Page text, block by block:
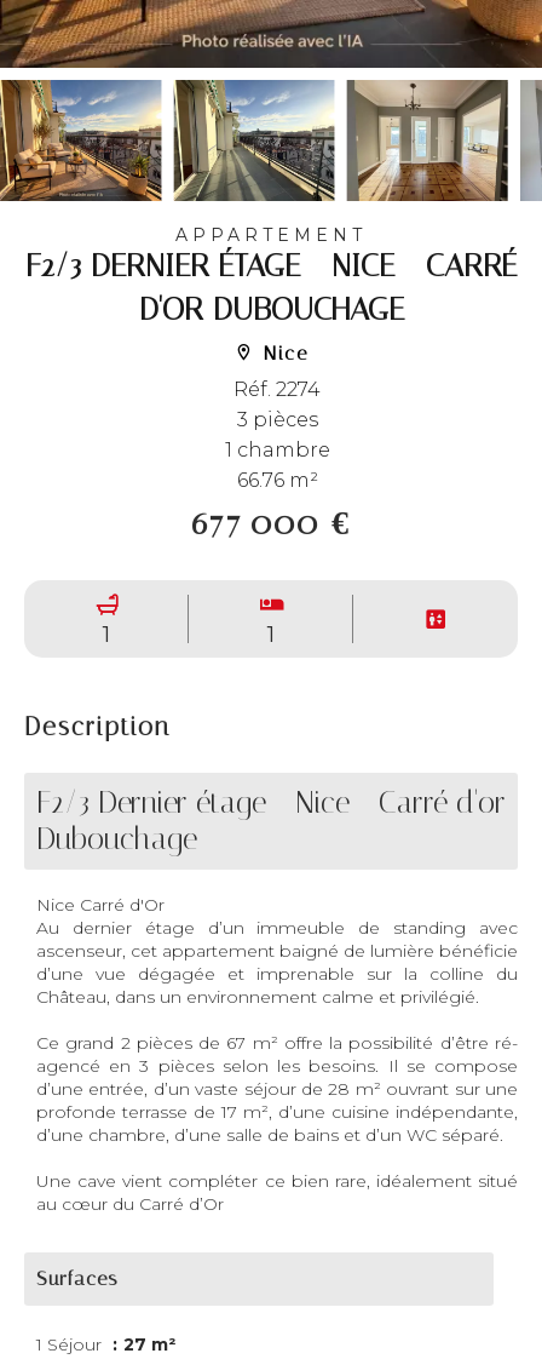
APPARTEMENT
F2/3 DERNIER ÉTAGE - NICE - CARRÉ
D'OR DUBOUCHAGE
Nice
Réf. 2274
3 pièces
1 chambre
66.76 m²
677 000 €
1 1
Description
F2/3 Dernier étage - Nice - Carré d'or
Dubouchage
Nice Carré d'Or
Au dernier étage d’un immeuble de standing avec
ascenseur, cet appartement baigné de lumière bénéficie
d’une vue dégagée et imprenable sur la colline du
Château, dans un environnement calme et privilégié.
Ce grand 2 pièces de 67 m² offre la possibilité d’être ré-
agencé en 3 pièces selon les besoins. Il se compose
d’une entrée, d’un vaste séjour de 28 m² ouvrant sur une
profonde terrasse de 17 m², d’une cuisine indépendante,
d’une chambre, d’une salle de bains et d’un WC séparé.
Une cave vient compléter ce bien rare, idéalement situé
au cœur du Carré d’Or
Surfaces
1 Séjour
27 m²